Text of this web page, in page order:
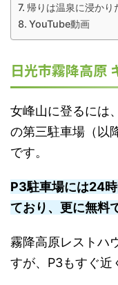
帰りは温泉に浸かり
YouTube動画
日光市霧降高原
女峰山に登るには、
の第三駐車場（以
です。
P3駐車場には24
ており、更に無料
霧降高原レストハ
すが、P3もすぐ近